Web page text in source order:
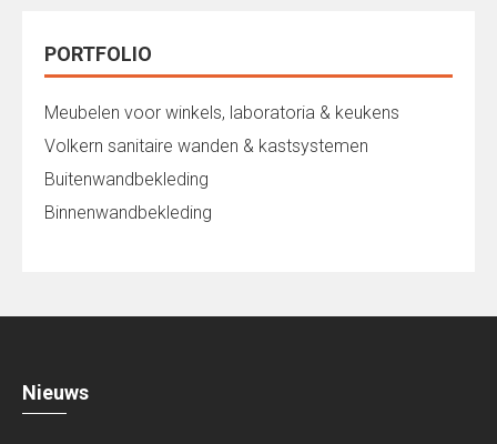
PORTFOLIO
Meubelen voor winkels, laboratoria & keukens
Volkern sanitaire wanden & kastsystemen
Buitenwandbekleding
Binnenwandbekleding
Nieuws